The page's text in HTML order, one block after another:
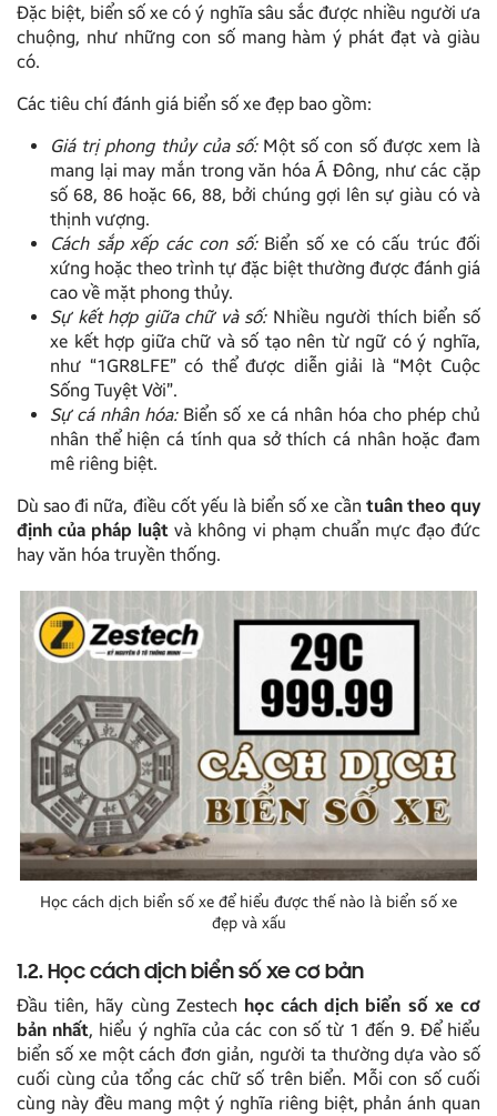
Đặc biệt, biển số xe có ý nghĩa sâu sắc được nhiều người ưa
chuộng, như những con số mang hàm ý phát đạt và giàu
có.
Các tiêu chí đánh giá biển số xe đẹp bao gồm:
Giá trị phong thủy của số:Một số con số được xem là
mang lại may mắn trong văn hóa Á Đông, như các cặp
số 68, 86 hoặc 66, 88, bởi chúng gợi lên sự giàu có và
thịnh vượng.
Cách sắp xếp các con số:Biển số xe có cấu trúc đối
xứng hoặc theo trình tự đặc biệt thường được đánh giá
cao về mặt phong thủy.
Sự kết hợp giữa chữ và số:Nhiều người thích biển số
xe kết hợp giữa chữ và số tạo nên từ ngữ có ý nghĩa,
như “1GR8LFE” có thể được diễn giải là “Một Cuộc
Sống Tuyệt Vời”.
Sự cá nhân hóa:Biển số xe cá nhân hóa cho phép chủ
nhân thể hiện cá tính qua sở thích cá nhân hoặc đam
mê riêng biệt.
Dù sao đi nữa, điều cốt yếu là biển số xe cần tuân theo quy
định của pháp luật và không vi phạm chuẩn mực đạo đức
hay văn hóa truyền thống.
Học cách dịch biển số xe để hiểu được thế nào là biển số xe
đẹp và xấu
1.2. Học cách dịch biển số xe cơ bản
Đầu tiên, hãy cùng Zestech học cách dịch biển số xe cơ
bản nhất, hiểu ý nghĩa của các con số từ 1 đến 9. Để hiểu
biển số xe một cách đơn giản, người ta thường dựa vào số
cuối cùng của tổng các chữ số trên biển. Mỗi con số cuối
cùng này đều mang một ý nghĩa riêng biệt, phản ánh quan